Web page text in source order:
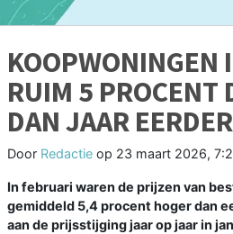
KOOPWONINGEN
RUIM 5 PROCENT
DAN JAAR EERDER
Door Redactie op 23 maart 2026,
In februari waren de prijzen van
gemiddeld 5,4 procent hoger dan
aan de prijsstijging jaar op jaar in